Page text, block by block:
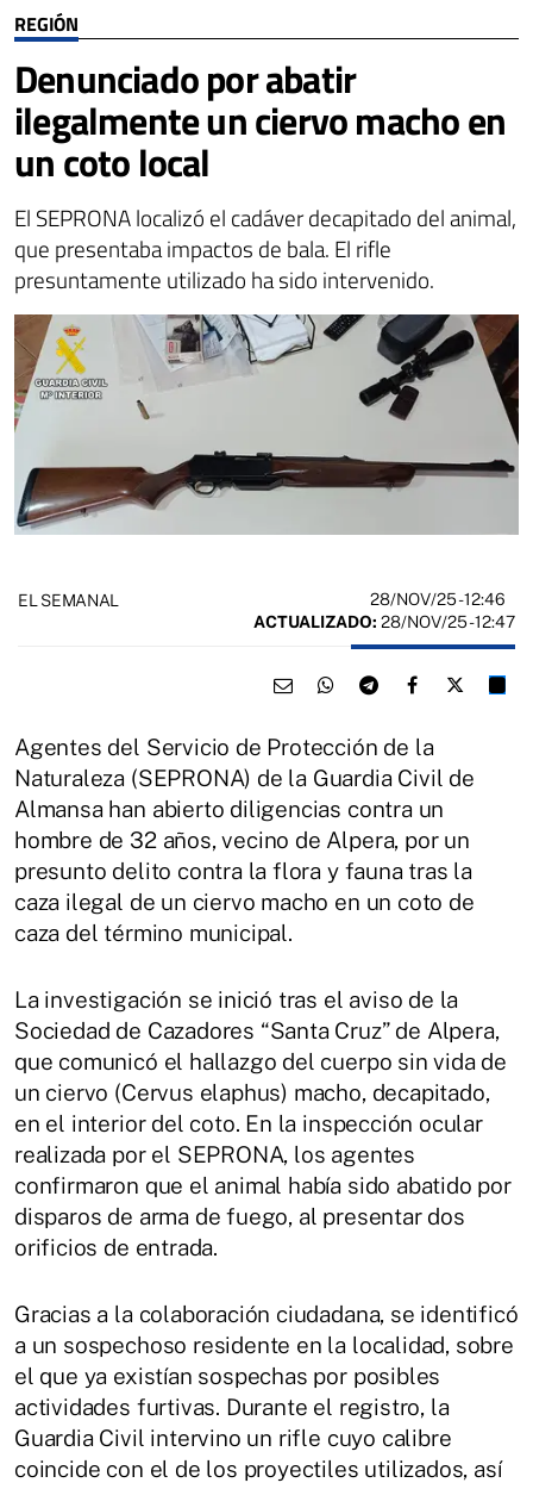
REGIÓN
Denunciado por abatir
ilegalmente un ciervo macho en
un coto local
El SEPRONA localizó el cadáver decapitado del animal,
que presentaba impactos de bala. El rifle
presuntamente utilizado ha sido intervenido.
EL SEMANAL 28/NOV/25- 12:46
ACTUALIZADO: 28/NOV/25 - 12:47
Agentes del Servicio de Protección de la
Naturaleza (SEPRONA) de la Guardia Civil de
Almansa han abierto diligencias contra un
hombre de 32 años, vecino de Alpera, por un
presunto delito contra la flora y fauna tras la
caza ilegal de un ciervo macho en un coto de
caza del término municipal.
La investigación se inició tras el aviso de la
Sociedad de Cazadores “Santa Cruz” de Alpera,
que comunicó el hallazgo del cuerpo sin vida de
un ciervo (Cervus elaphus) macho, decapitado,
en el interior del coto. En la inspección ocular
realizada por el SEPRONA, los agentes
confirmaron que el animal había sido abatido por
disparos de arma de fuego, al presentar dos
orificios de entrada.
Gracias a la colaboración ciudadana, se identificó
a un sospechoso residente en la localidad, sobre
el que ya existían sospechas por posibles
actividades furtivas. Durante el registro, la
Guardia Civil intervino un rifle cuyo calibre
coincide con el de los proyectiles utilizados, así